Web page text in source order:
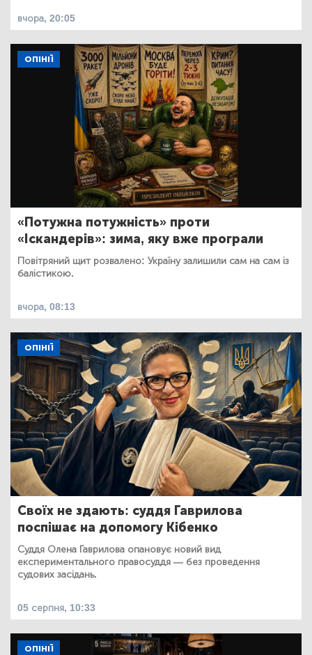
вчора, 20:05
ОПІНІЇ
«Потужна потужність» проти
«Іскандерів»: зима, яку вже програли
Повітряний щит розвалено: Україну залишили сам на сам із
балістикою.
вчора, 08:13
ОПІНІЇ
Своїх не здають: суддя Гаврилова
поспішає на допомогу Кібенко
Суддя Олена Гаврилова опановує новий вид
експериментального правосуддя — без проведення
судових засідань.
05 серпня, 10:33
ОПІНІЇ